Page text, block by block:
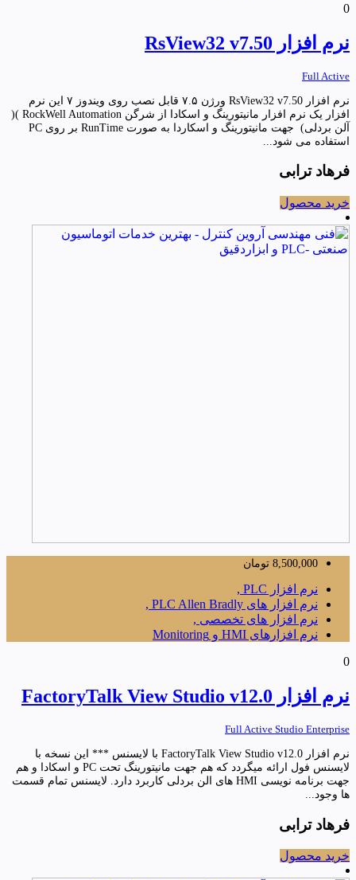
0
نرم افزار RsView32 v7.50
Full Active
نرم افزار RsView32 v7.50 ورژن ۷.۵ قابل نصب روی ویندوز ۷ این نرم
افزار یک نرم افزار مانیتورینگ و اسکادا از شرگن RockWell Automation )(
آلن بردلی) جهت مانیتورینگ و اسکاردا به صورت RunTime بر روی PC
استفاده می شود...
فرهاد ترابی
خرید محصول
8,500,000 تومان
نرم افزار PLC ,
نرم افزار های PLC Allen Bradly ,
نرم افزار های تخصصی ,
نرم افزارهای HMI و Monitoring
0
نرم افزار FactoryTalk View Studio v12.0
Full Active Studio Enterprise
نرم افزار FactoryTalk View Studio v12.0 با لایسنس *** این نسخه با
لایسنس فول ارائه میگردد که هم جهت مانیتورینگ تحت PC و اسکادا و هم
جهت برنامه نویسی HMI های الن بردلی کاربرد دارد. لایسنس تمام قسمت
ها وجود...
فرهاد ترابی
خرید محصول